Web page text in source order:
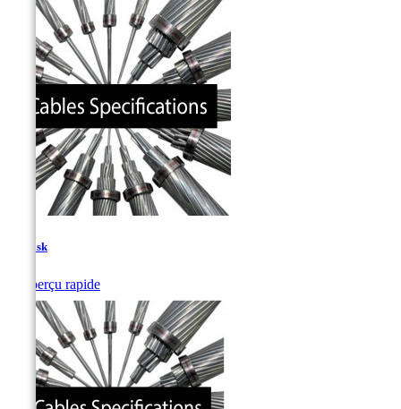
Basilisk
Aperçu rapide